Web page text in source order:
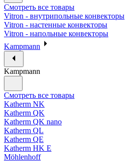
Смотреть все товары
Vitron - внутрипольные конвекторы
Vitron - настенные конвекторы
Vitron - напольные конвекторы
Kampmann
Kampmann
Смотреть все товары
Katherm NK
Katherm QK
Katherm QK nano
Katherm QL
Katherm QE
Katherm HK E
Möhlenhoff